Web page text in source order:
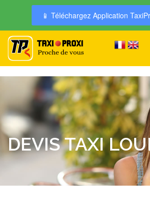
📱 Téléchargez Application
DEVIS TAXI